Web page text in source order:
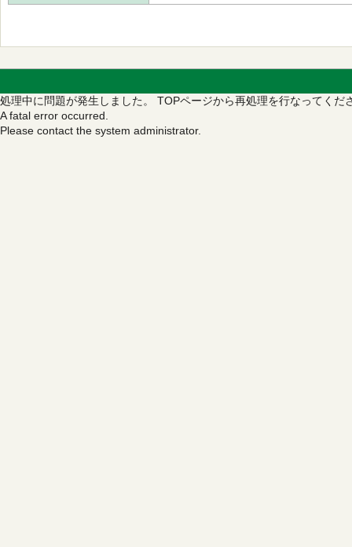
処理中に問題が発生しました。 TOPページから再処理を行なってくだ
A fatal error occurred.
Please contact the system administrator.